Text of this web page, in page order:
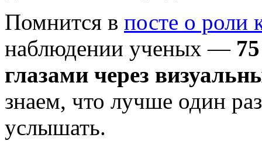
Помнится в посте о роли
наблюдении ученых —
глазами через
знаем, что лучше один
услышать.